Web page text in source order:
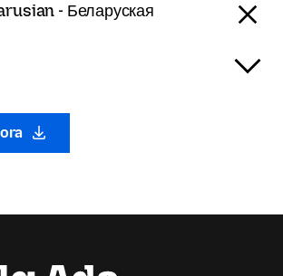
- Беларуская